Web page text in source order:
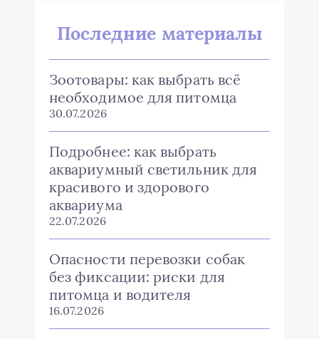
Последние материалы
Зоотовары: как выбрать всё
необходимое для питомца
30.07.2026
Подробнее: как выбрать
аквариумный светильник для
красивого и здорового
аквариума
22.07.2026
Опасности перевозки собак
без фиксации: риски для
питомца и водителя
16.07.2026